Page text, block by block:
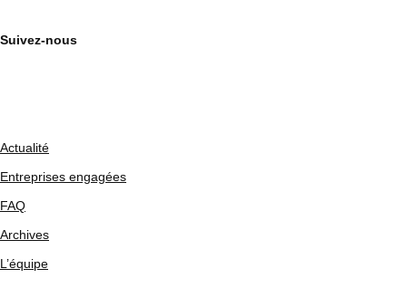
Suivez-nous
Actualité
Entreprises engagées
FAQ
Archives
L’équipe